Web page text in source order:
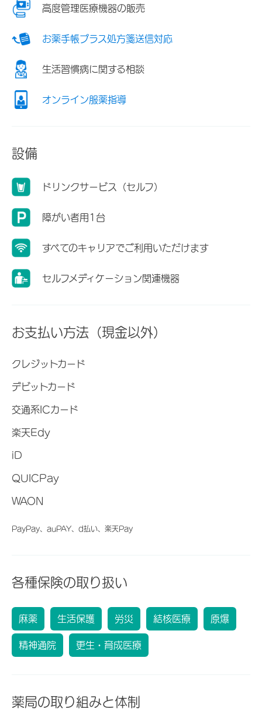
高度管理医療機器の販売
お薬手帳プラス処方箋送信対応
生活習慣病に関する相談
オンライン服薬指導
設備
ドリンクサービス（セルフ）
障がい者用1台
すべてのキャリアでご利用いただけます
セルフメディケーション関連機器
お支払い方法（現金以外）
クレジットカード
デビットカード
交通系ICカード
楽天Edy
iD
QUICPay
WAON
PayPay、auPAY、d払い、楽天Pay
各種保険の取り扱い
麻薬 生活保護 労災 結核医療 原爆
精神通院 更生・育成医療
薬局の取り組みと体制